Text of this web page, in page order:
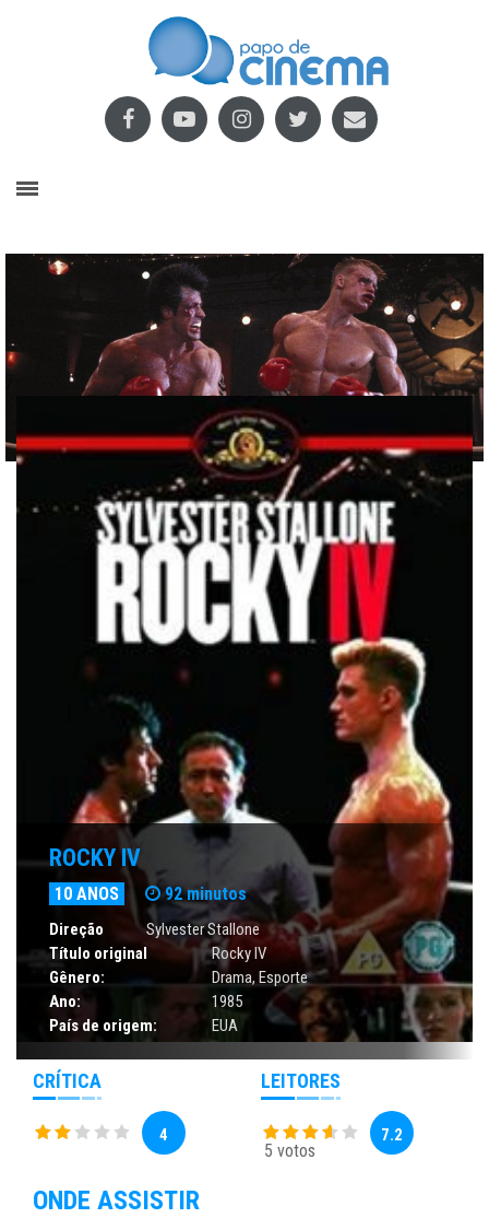
ROCKY IV
10 ANOS 92 minutos
Direção
Sylvester Stallone
Título original
Rocky IV
Gênero:
Drama, Esporte
Ano:
1985
País de origem:
EUA
CRÍTICA
4
LEITORES
5 votos
7.2
ONDE ASSISTIR